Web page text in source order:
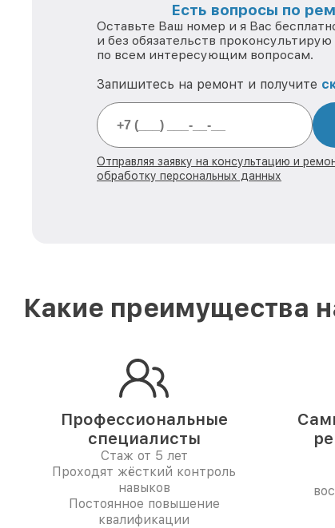
Есть вопросы по
Оставьте Ваш номер и я Вас
и без обязательств проконсультирую
по всем интересующим вопросам.
Запишитесь на ремонт и получите
Отправляя заявку на консультацию и
обработку персональных данных
Какие преимущества
Профессиональные
специалисты
Стаж от 5 лет
Проходят жёсткий контроль
навыков
Постоянное повышение
квалификации